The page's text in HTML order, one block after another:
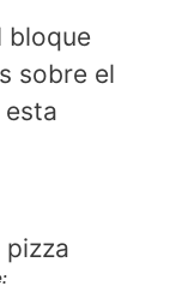
bloque
sobre el
esta